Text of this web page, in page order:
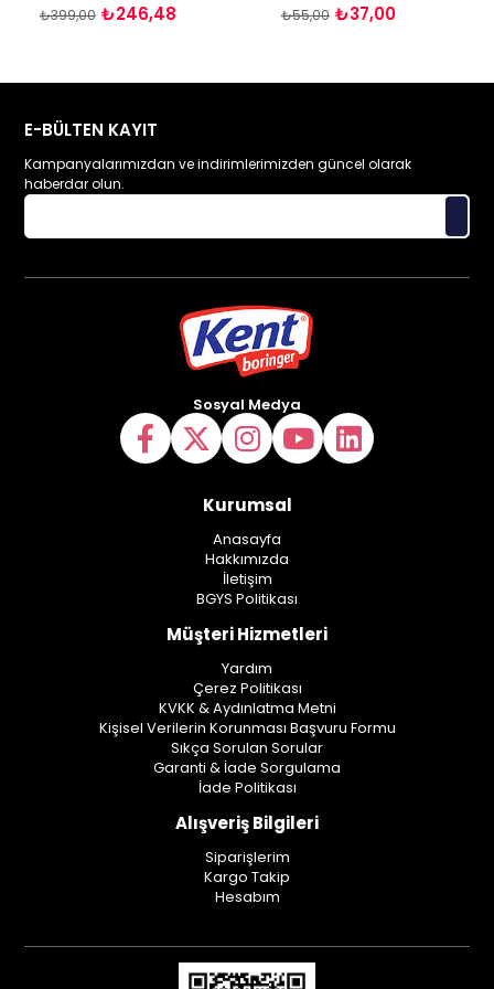
₺246,48
₺399,00 ₺37,00
₺55,00
E-BÜLTEN KAYIT
Kampanyalarımızdan ve indirimlerimizden güncel olarak
haberdar olun.
Sosyal Medya
Kurumsal
Anasayfa
Hakkımızda
İletişim
BGYS Politikası
Müşteri Hizmetleri
Yardım
Çerez Politikası
KVKK & Aydınlatma Metni
Kişisel Verilerin Korunması Başvuru Formu
Sıkça Sorulan Sorular
Garanti & İade Sorgulama
İade Politikası
Alışveriş Bilgileri
Siparişlerim
Kargo Takip
Hesabım